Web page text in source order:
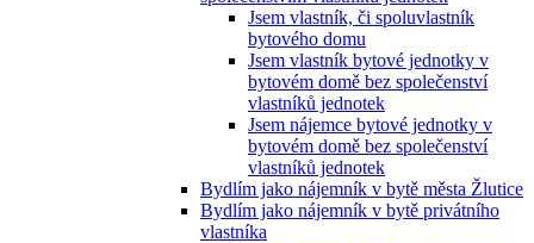
Jsem vlastník, či spoluvlastník
bytového domu
Jsem vlastník bytové jednotky v
bytovém domě bez společenství
vlastníků jednotek
Jsem nájemce bytové jednotky v
bytovém domě bez společenství
vlastníků jednotek
Bydlím jako nájemník v bytě města Žlutice
Bydlím jako nájemník v bytě privátního
vlastníka